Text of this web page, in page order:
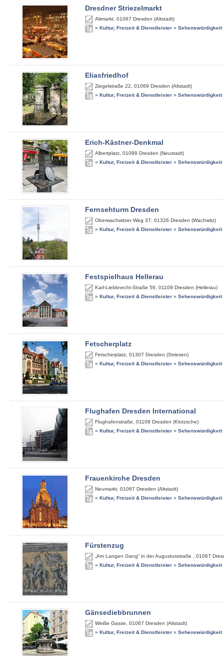
Dresdner Striezelmarkt
Altmarkt 01067 Dresden (Altstadt)
» Kultur, Freizeit & Dienstleister » Sehenswürdigkeit
Eliasfriedhof
Ziegelstraße 22 01069 Dresden (Altstadt)
» Kultur, Freizeit & Dienstleister » Sehenswürdigkeit
Erich-Kästner-Denkmal
Albertplatz 01099 Dresden (Neustadt)
» Kultur, Freizeit & Dienstleister » Sehenswürdigkeit
Fernsehturm Dresden
Oberwachwitzer Weg 37 01326 Dresden (Wachwitz)
» Kultur, Freizeit & Dienstleister » Sehenswürdigkeit
Festspielhaus Hellerau
Karl-Liebknecht-Straße 56 01109 Dresden (Hellerau)
» Kultur, Freizeit & Dienstleister » Sehenswürdigkeit
Fetscherplatz
Fetscherplatz 01307 Dresden (Striesen)
» Kultur, Freizeit & Dienstleister » Sehenswürdigkeit
Flughafen Dresden International
Flughafenstraße 01109 Dresden (Klotzsche)
» Kultur, Freizeit & Dienstleister » Sehenswürdigkeit
Frauenkirche Dresden
Neumarkt 01067 Dresden (Altstadt)
» Kultur, Freizeit & Dienstleister » Sehenswürdigkeit
Fürstenzug
„Am Langen Gang“ in der Augustusstraße 01067
» Kultur, Freizeit & Dienstleister » Sehenswürdigkeit
Gänsediebbrunnen
Weiße Gasse 01067 Dresden (Altstadt)
» Kultur, Freizeit & Dienstleister » Sehenswürdigkeit